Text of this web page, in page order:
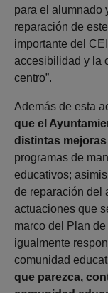
para el alumnado
reparación de
importante del
accesibilidad y la
centro”.
Además de esta
que el
distintas
programas de
educativos;
de reparación del
actuaciones que
marco del Plan
igualmente
comunidad
que parezca,